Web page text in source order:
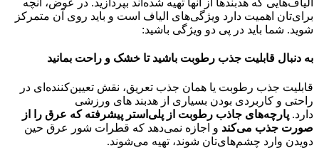
الیاف‌هایی که هدبندها از آنها تهیه شده‌اند بپردازید. در عوض، آنچه
برای‌تان اهمیت دارد ویژگی‌های الیاف است و باید روی آن متمرکز
شوید. شما باید در پی دو ویژگی باشید:
به دنبال قابلیت جذب رطوبت باشید تا خشک و راحت بمانید
قابلیت جذب رطوبت یا همان جذب تعریق، نقش تعیین‌کننده‌ای در
راحتی و کاربردی بودن بسیاری از هدبند های ورزشی
دارد. پارچه‌های جاذب رطوبت از پلی‌استر پیشرفته که عرق را از
صورت جذب می‌کند و اجازه نمی‌دهد که قطرات شور عرق حین
دویدن وارد چشم‌های‌تان شوند، تهیه می‌شوند.